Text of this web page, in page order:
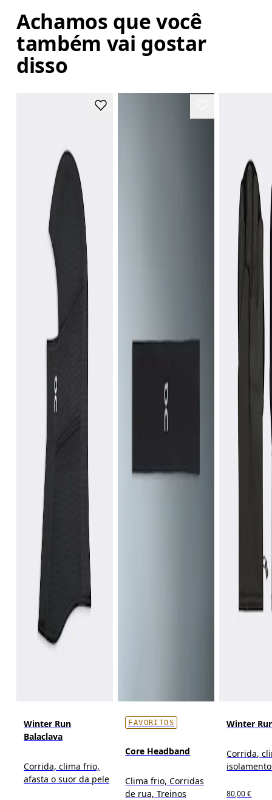
Achamos que você
também vai gostar
disso
Winter Run
Balaclava
Corrida, clima frio,
afasta o suor da pele
FAVORITOS
Core Headband
Clima frio, Corridas
de rua, Treinos
Winter
Corrida,
80,00 €